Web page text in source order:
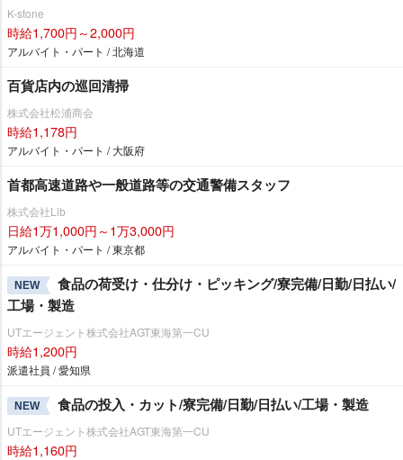
K-stone
時給1,700円～2,000円
アルバイト・パート / 北海道
百貨店内の巡回清掃
株式会社松浦商会
時給1,178円
アルバイト・パート / 大阪府
首都高速道路や一般道路等の交通警備スタッフ
株式会社Lib
日給1万1,000円～1万3,000円
アルバイト・パート / 東京都
NEW
食品の荷受け・仕分け・ピッキング/寮完備/日勤/日払い/
工場・製造
UTエージェント株式会社AGT東海第一CU
時給1,200円
派遣社員 / 愛知県
NEW 食品の投入・カット/寮完備/日勤/日払い/工場・製造
UTエージェント株式会社AGT東海第一CU
時給1,160円